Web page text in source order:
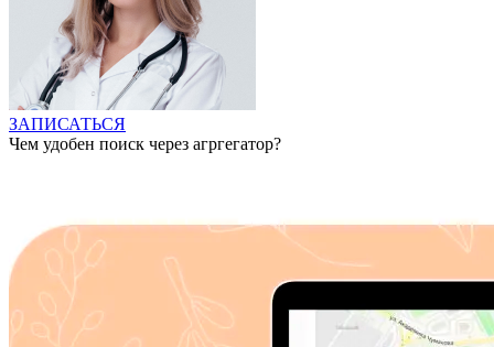
ЗАПИСАТЬСЯ
Чем удобен поиск через агргегатор?